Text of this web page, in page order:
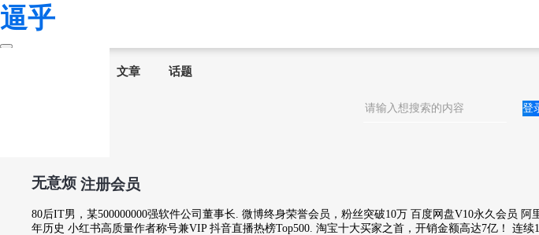
逼乎
文章 话题
登
无意烦注册会员
80后IT男，某500000000强软件公司董事长. 微博终身荣誉会员，粉丝突破10万 百度网盘V10永久会员
年历史 小红书高质量作者称号兼VIP 抖音直播热榜Top500. 淘宝十大买家之首，开销金额高达7亿！ 连